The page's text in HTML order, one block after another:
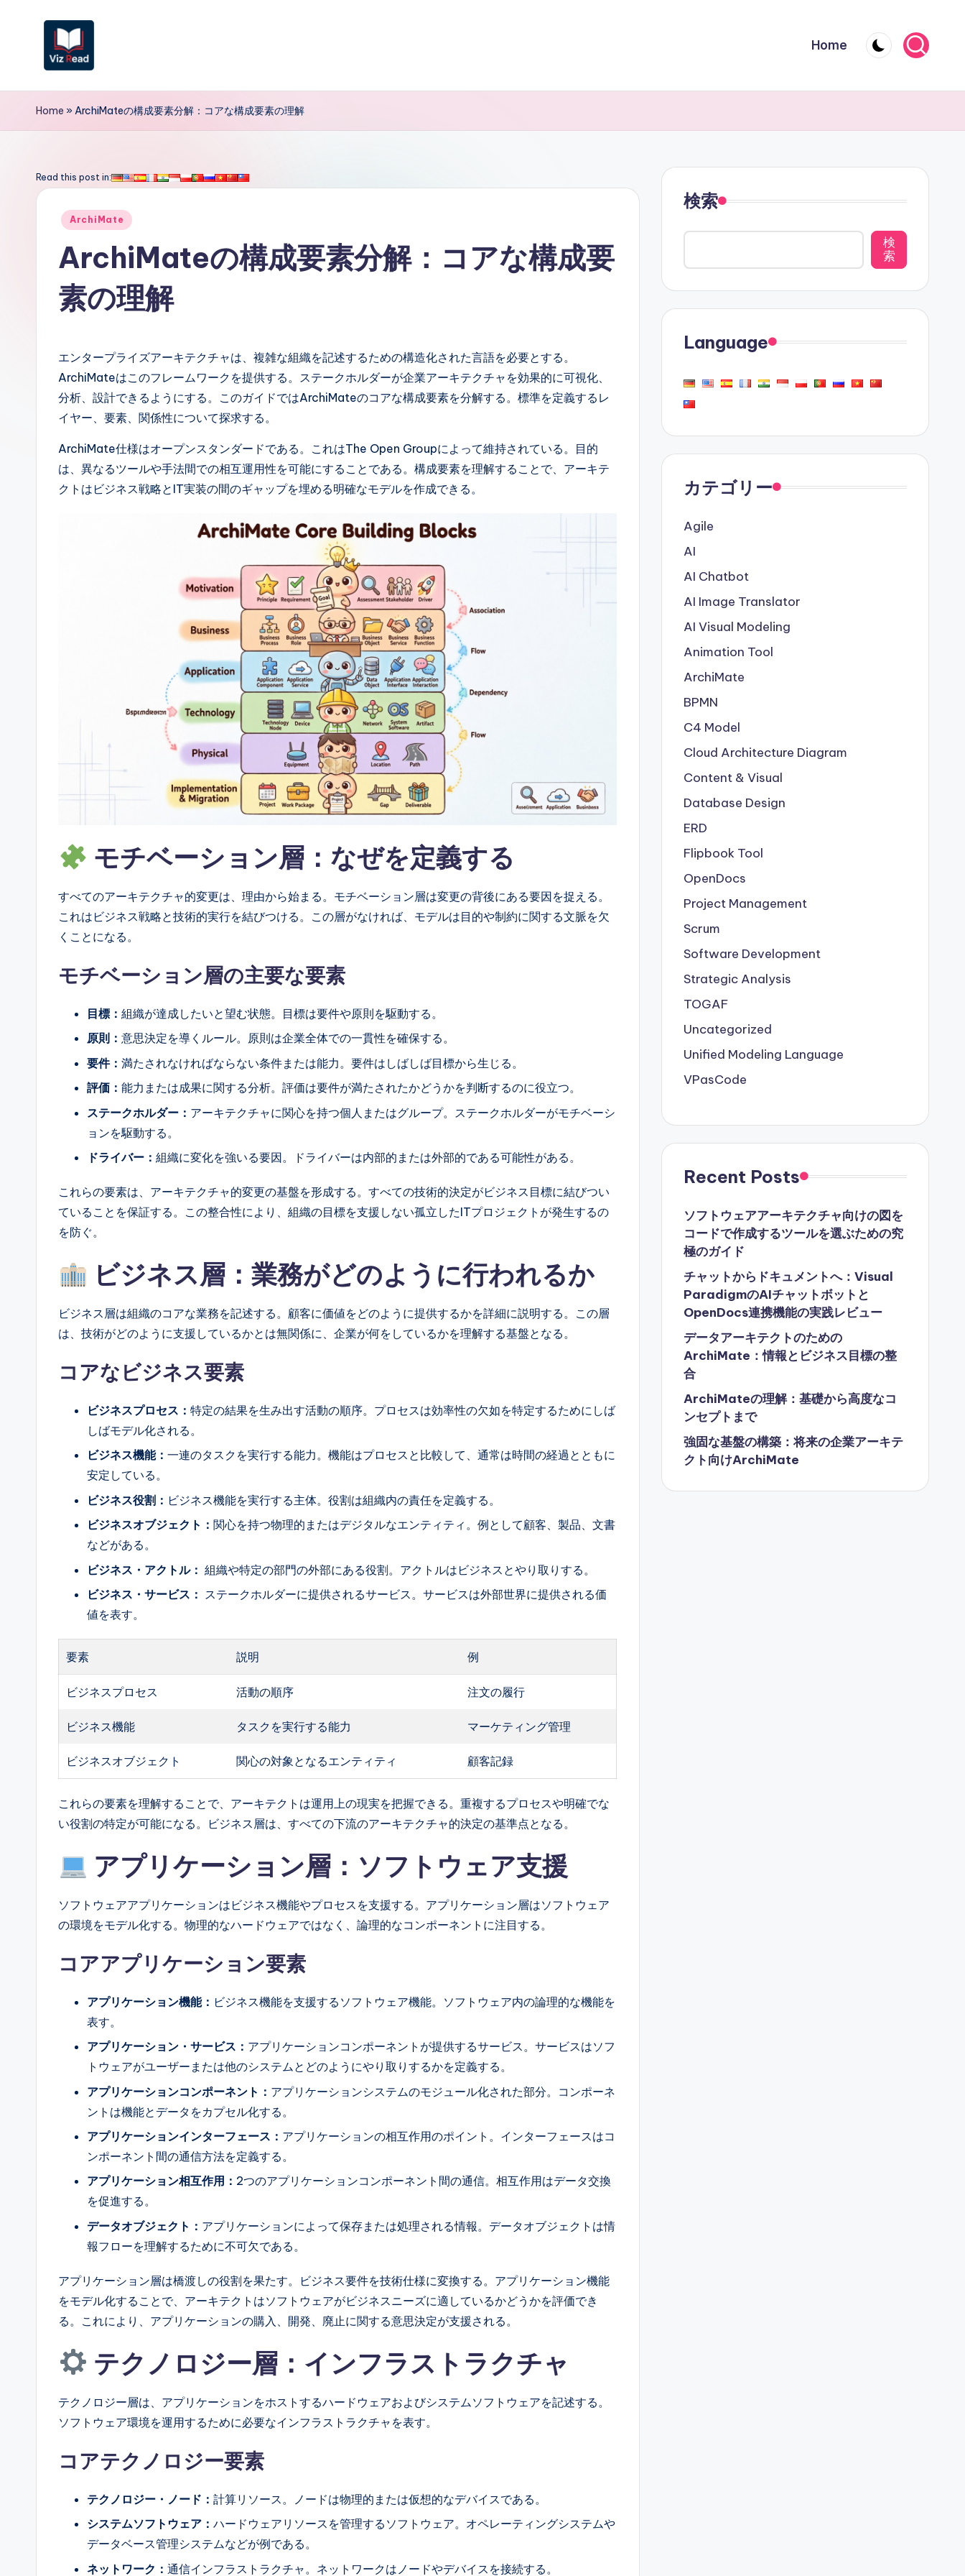
V
iz
e
Home
Home »ArchiMateの構成要素分解：コアな構成要素の理解
Read this post in:
Posted
ArchiMate
ArchiMateの構成要素分解：コアな構成要
素の理解
エンタープライズアーキテクチャは、複雑な組織を記述するための構造化された言語を必要とする。
ArchiMateはこのフレームワークを提供する。ステークホルダーが企業アーキテクチャを効果的に可視化、
分析、設計できるようにする。このガイドではArchiMateのコアな構成要素を分解する。標準を定義するレ
イヤー、要素、関係性について探求する。
ArchiMate仕様はオープンスタンダードである。これはThe Open Groupによって維持されている。目的
は、異なるツールや手法間での相互運用性を可能にすることである。構成要素を理解することで、アーキテ
クトはビジネス戦略とIT実装の間のギャップを埋める明確なモデルを作成できる。
モチベーション層：なぜを定義する
すべてのアーキテクチャ的変更は、理由から始まる。モチベーション層は変更の背後にある要因を捉える。
これはビジネス戦略と技術的実行を結びつける。この層がなければ、モデルは目的や制約に関する文脈を欠
くことになる。
モチベーション層の主要な要素
目標： 組織が達成したいと望む状態。目標は要件や原則を駆動する。
原則： 意思決定を導くルール。原則は企業全体での一貫性を確保する。
要件： 満たされなければならない条件または能力。要件はしばしば目標から生じる。
評価： 能力または成果に関する分析。評価は要件が満たされたかどうかを判断するのに役立つ。
ステークホルダー： アーキテクチャに関心を持つ個人またはグループ。ステークホルダーがモチベーシ
ョンを駆動する。
ドライバー： 組織に変化を強いる要因。ドライバーは内部的または外部的である可能性がある。
これらの要素は、アーキテクチャ的変更の基盤を形成する。すべての技術的決定がビジネス目標に結びつい
ていることを保証する。この整合性により、組織の目標を支援しない孤立したITプロジェクトが発生するの
を防ぐ。
ビジネス層：業務がどのように行われるか
ビジネス層は組織のコアな業務を記述する。顧客に価値をどのように提供するかを詳細に説明する。この層
は、技術がどのように支援しているかとは無関係に、企業が何をしているかを理解する基盤となる。
コアなビジネス要素
ビジネスプロセス： 特定の結果を生み出す活動の順序。プロセスは効率性の欠如を特定するためにしば
しばモデル化される。
ビジネス機能： 一連のタスクを実行する能力。機能はプロセスと比較して、通常は時間の経過とともに
安定している。
ビジネス役割： ビジネス機能を実行する主体。役割は組織内の責任を定義する。
ビジネスオブジェクト： 関心を持つ物理的またはデジタルなエンティティ。例として顧客、製品、文書
などがある。
ビジネス・アクトル： 組織や特定の部門の外部にある役割。アクトルはビジネスとやり取りする。
ビジネス・サービス： ステークホルダーに提供されるサービス。サービスは外部世界に提供される価
値を表す。
要素 説明 例
ビジネスプロセス 活動の順序 注文の履行
ビジネス機能 タスクを実行する能力 マーケティング管理
ビジネスオブジェクト 関心の対象となるエンティティ 顧客記録
これらの要素を理解することで、アーキテクトは運用上の現実を把握できる。重複するプロセスや明確でな
い役割の特定が可能になる。ビジネス層は、すべての下流のアーキテクチャ的決定の基準点となる。
アプリケーション層：ソフトウェア支援
ソフトウェアアプリケーションはビジネス機能やプロセスを支援する。アプリケーション層はソフトウェア
の環境をモデル化する。物理的なハードウェアではなく、論理的なコンポーネントに注目する。
コアアプリケーション要素
アプリケーション機能： ビジネス機能を支援するソフトウェア機能。ソフトウェア内の論理的な機能を
表す。
アプリケーション・サービス： アプリケーションコンポーネントが提供するサービス。サービスはソフ
トウェアがユーザーまたは他のシステムとどのようにやり取りするかを定義する。
アプリケーションコンポーネント： アプリケーションシステムのモジュール化された部分。コンポーネ
ントは機能とデータをカプセル化する。
アプリケーションインターフェース： アプリケーションの相互作用のポイント。インターフェースはコ
ンポーネント間の通信方法を定義する。
アプリケーション相互作用： 2つのアプリケーションコンポーネント間の通信。相互作用はデータ交換
を促進する。
データオブジェクト： アプリケーションによって保存または処理される情報。データオブジェクトは情
報フローを理解するために不可欠である。
アプリケーション層は橋渡しの役割を果たす。ビジネス要件を技術仕様に変換する。アプリケーション機能
をモデル化することで、アーキテクトはソフトウェアがビジネスニーズに適しているかどうかを評価でき
る。これにより、アプリケーションの購入、開発、廃止に関する意思決定が支援される。
テクノロジー層：インフラストラクチャ
テクノロジー層は、アプリケーションをホストするハードウェアおよびシステムソフトウェアを記述する。
ソフトウェア環境を運用するために必要なインフラストラクチャを表す。
コアテクノロジー要素
テクノロジー・ノード： 計算リソース。ノードは物理的または仮想的なデバイスである。
システムソフトウェア： ハードウェアリソースを管理するソフトウェア。オペレーティングシステムや
データベース管理システムなどが例である。
ネットワーク： 通信インフラストラクチャ。ネットワークはノードやデバイスを接続する。
検索
検
索
Language
カテゴリー
Agile
AI
AI Chatbot
AI Image Translator
AI Visual Modeling
Animation Tool
ArchiMate
BPMN
C4 Model
Cloud Architecture Diagram
Content & Visual
Database Design
ERD
Flipbook Tool
OpenDocs
Project Management
Scrum
Software Development
Strategic Analysis
TOGAF
Uncategorized
Unified Modeling Language
VPasCode
Recent Posts
ソフトウェアアーキテクチャ向けの図を
コードで作成するツールを選ぶための究
極のガイド
チャットからドキュメントへ：Visual
ParadigmのAIチャットボットと
OpenDocs連携機能の実践レビュー
データアーキテクトのための
ArchiMate：情報とビジネス目標の整
合
ArchiMateの理解：基礎から高度なコ
ンセプトまで
強固な基盤の構築：将来の企業アーキテ
クト向けArchiMate